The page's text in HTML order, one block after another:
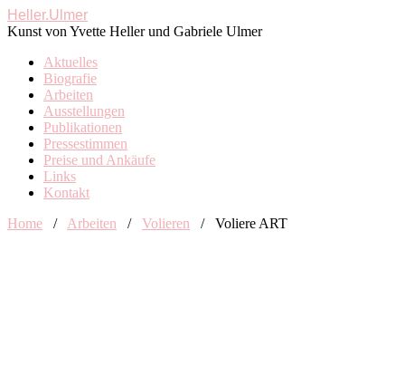
Heller.Ulmer
Kunst von Yvette Heller und Gabriele Ulmer
Aktuelles
Biografie
Arbeiten
Ausstellungen
Publikationen
Pressestimmen
Preise und Ankäufe
Links
Kontakt
Home
/ Arbeiten / Volieren / Voliere ART